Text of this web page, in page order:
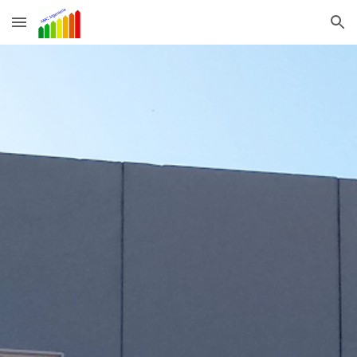
Skip to main content Skip to navigation